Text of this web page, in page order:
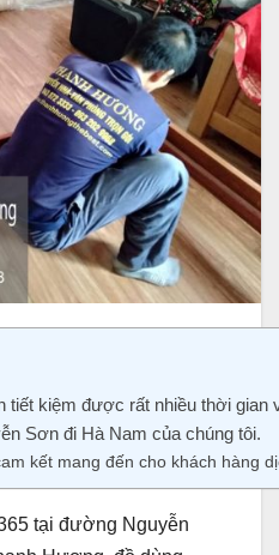
tiết kiệm được rất nhiều thời
Sơn đi Hà Nam của chúng tôi.
kết mang đến cho khách hàng
tại đường Nguyễn